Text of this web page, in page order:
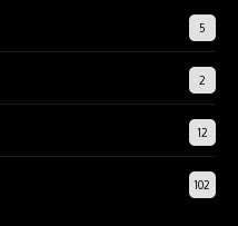
5
2
12
102